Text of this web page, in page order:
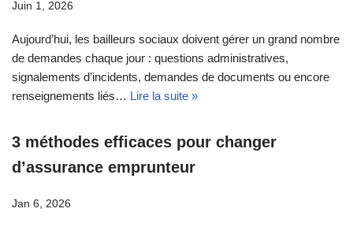
Juin 1, 2026
Aujourd’hui, les bailleurs sociaux doivent gérer un grand nombre
de demandes chaque jour : questions administratives,
signalements d’incidents, demandes de documents ou encore
renseignements liés… Lire la suite »
3 méthodes efficaces pour changer
d’assurance emprunteur
Jan 6, 2026